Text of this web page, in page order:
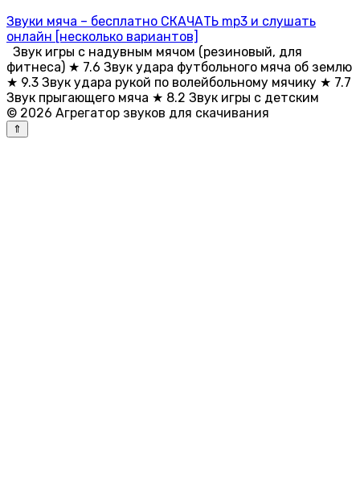
Звуки мяча – бесплатно СКАЧАТЬ mp3 и слушать
онлайн [несколько вариантов]
Звук игры с надувным мячом (резиновый, для
фитнеса) ★ 7.6 Звук удара футбольного мяча об землю
★ 9.3 Звук удара рукой по волейбольному мячику ★ 7.7
Звук прыгающего мяча ★ 8.2 Звук игры с детским
© 2026 Агрегатор звуков для скачивания